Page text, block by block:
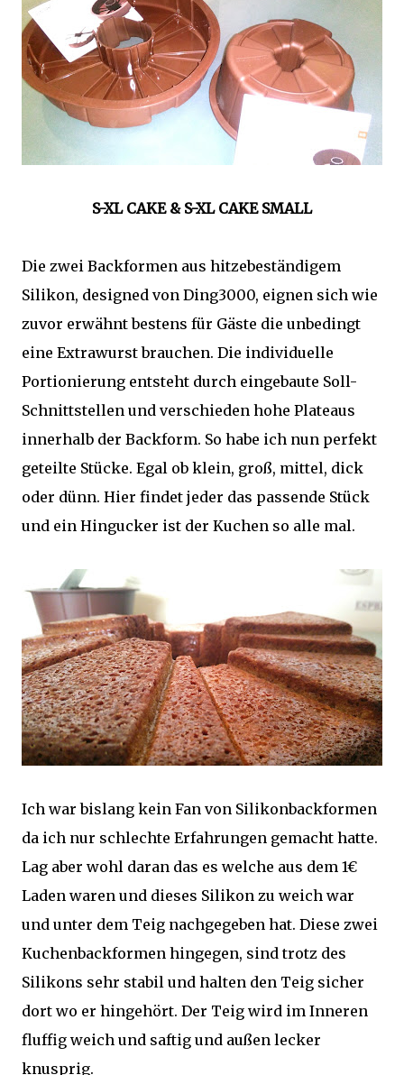
S-XL CAKE & S-XL CAKE SMALL
Die zwei Backformen aus hitzebeständigem
Silikon, designed von Ding3000, eignen sich wie
zuvor erwähnt bestens für Gäste die unbedingt
eine Extrawurst brauchen. Die individuelle
Portionierung entsteht durch eingebaute Soll-
Schnittstellen und verschieden hohe Plateaus
innerhalb der Backform. So habe ich nun perfekt
geteilte Stücke. Egal ob klein, groß, mittel, dick
oder dünn. Hier findet jeder das passende Stück
und ein Hingucker ist der Kuchen so alle mal.
Ich war bislang kein Fan von Silikonbackformen
da ich nur schlechte Erfahrungen gemacht hatte.
Lag aber wohl daran das es welche aus dem 1€
Laden waren und dieses Silikon zu weich war
und unter dem Teig nachgegeben hat. Diese zwei
Kuchenbackformen hingegen, sind trotz des
Silikons sehr stabil und halten den Teig sicher
dort wo er hingehört. Der Teig wird im Inneren
fluffig weich und saftig und außen lecker
knusprig.